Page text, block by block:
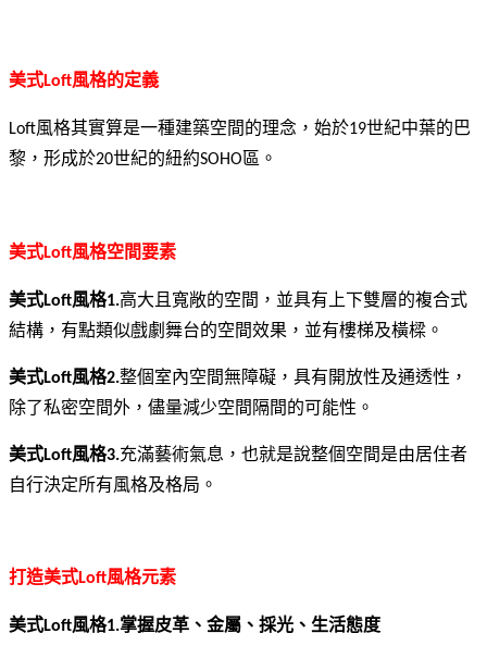
美式Loft風格的定義
Loft風格其實算是一種建築空間的理念，始於19世紀中葉的巴
黎，形成於20世紀的紐約SOHO區。
美式Loft風格空間要素
美式Loft風格1.高大且寬敞的空間，並具有上下雙層的複合式
結構，有點類似戲劇舞台的空間效果，並有樓梯及橫樑。
美式Loft風格2.整個室內空間無障礙，具有開放性及通透性，
除了私密空間外，儘量減少空間隔間的可能性。
美式Loft風格3.充滿藝術氣息，也就是說整個空間是由居住者
自行決定所有風格及格局。
打造美式Loft風格元素
美式Loft風格1.掌握皮革、金屬、採光、生活態度